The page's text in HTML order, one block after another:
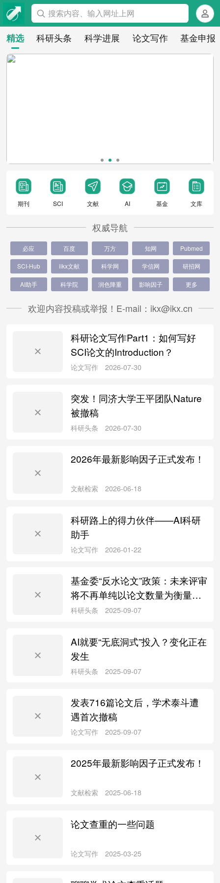
搜索内容、输入网址上网
精选 科研头条 科学进展 论文写作 基金申报
期刊 SCI 文献 AI 基金 文库
权威导航
必应 百度 万方 知网 Pubmed
SCI-Hub iikx文献 科学网 学信网 研招网
AI助手 科学院 润色降重 影响因子 更多
欢迎内容投稿或举报！E-mail：ikx@ikx.cn
科研论文写作Part1：如何写好
SCI论文的Introduction？
论文写作 2026-07-30
突发！同济大学王平团队Nature
被撤稿
科研头条
2026年最新影响因子正式发布！
文献检索 2026-06-18
科研路上的得力伙伴——AI科研
助手
基金委“反水论文”政策：未来评审
将不再单纯以论文数量为衡量标
准
科研头条 2025-09-07
AI就要“无底洞式”投入？变化正在
发生
发表716篇论文后，学术泰斗遭
遇首次撤稿
2025年最新影响因子正式发布！
论文查重的一些问题